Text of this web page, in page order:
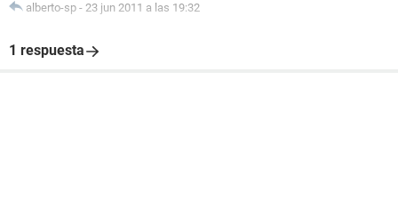
alberto-sp - 23 jun 2011 a las 19:32
1 respuesta